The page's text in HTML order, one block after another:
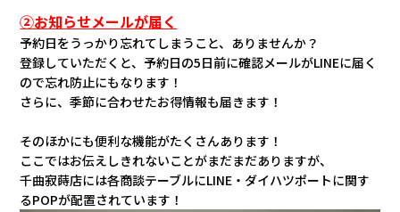
②お知らせメールが届く
予約日をうっかり忘れてしまうこと、ありませんか？
登録していただくと、予約日の5日前に確認メールがLINEに届く
ので忘れ防止にもなります！
さらに、季節に合わせたお得情報も届きます！
そのほかにも便利な機能がたくさんあります！
ここではお伝えしきれないことがまだまだありますが、
千曲寂蒔店には各商談テーブルにLINE・ダイハツポートに関す
るPOPが配置されています！